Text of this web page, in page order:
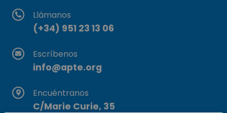
Llámanos
(+34) 951 23 13 06
Escríbenos
info@apte.org
Encuéntranos
C/Marie Curie, 35